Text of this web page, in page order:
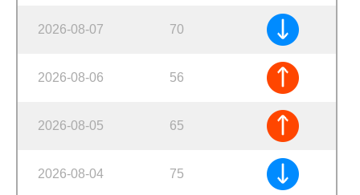
2026-08-07 70
2026-08-06 56
2026-08-05 65
2026-08-04 75